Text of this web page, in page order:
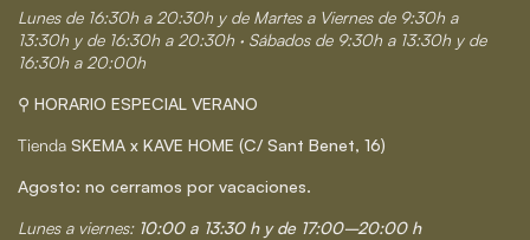
Lunes de 16:30h a 20:30h y de Martes a Viernes de 9:30h a
13:30h y de 16:30h a 20:30h · Sábados de 9:30h a 13:30h y de
16:30h a 20:00h
⚲ HORARIO ESPECIAL VERANO
Tienda SKEMA x KAVE HOME (C/ Sant Benet, 16)
Agosto: no cerramos por vacaciones.
Lunes a viernes: 10:00 a 13:30 h y de 17:00–20:00 h